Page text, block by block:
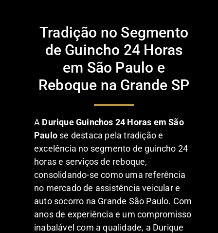
Tradição no Segmento
de Guincho 24 Horas
em São Paulo e
Reboque na Grande SP
A Durique Guinchos 24 Horas em São
Paulo se destaca pela tradição e
excelência no segmento de guincho 24
horas e serviços de reboque,
consolidando-se como uma referência
no mercado de assistência veicular e
auto socorro na Grande São Paulo. Com
anos de experiência e um compromisso
inabalável com a qualidade, a Durique